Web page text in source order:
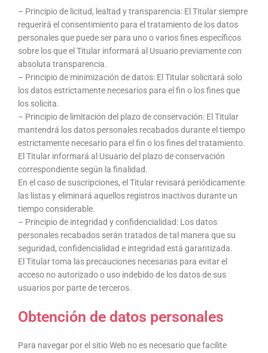
– Principio de licitud, lealtad y transparencia: El Titular siempre
requerirá el consentimiento para el tratamiento de los datos
personales que puede ser para uno o varios fines específicos
sobre los que el Titular informará al Usuario previamente con
absoluta transparencia.
– Principio de minimización de datos: El Titular solicitará solo
los datos estrictamente necesarios para el fin o los fines que
los solicita.
– Principio de limitación del plazo de conservación: El Titular
mantendrá los datos personales recabados durante el tiempo
estrictamente necesario para el fin o los fines del tratamiento.
El Titular informará al Usuario del plazo de conservación
correspondiente según la finalidad.
En el caso de suscripciones, el Titular revisará periódicamente
las listas y eliminará aquellos registros inactivos durante un
tiempo considerable.
– Principio de integridad y confidencialidad: Los datos
personales recabados serán tratados de tal manera que su
seguridad, confidencialidad e integridad está garantizada.
El Titular toma las precauciones necesarias para evitar el
acceso no autorizado o uso indebido de los datos de sus
usuarios por parte de terceros.
Obtención de datos personales
Para navegar por el sitio Web no es necesario que facilite